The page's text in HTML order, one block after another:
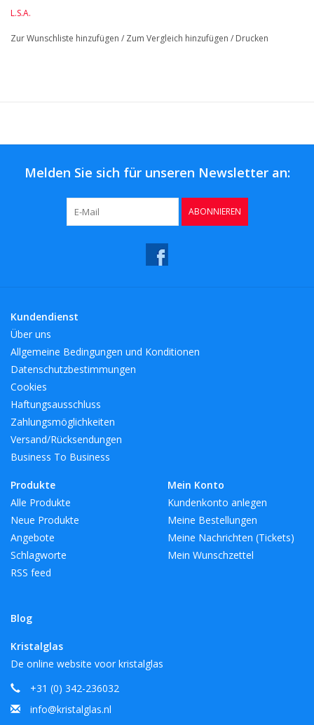
LängeMM: 78
L.S.A.
Zur Wunschliste hinzufügen / Zum Vergleich hinzufügen / Drucken
Melden Sie sich für unseren Newsletter an:
ABONNIEREN
Kundendienst
Über uns
Allgemeine Bedingungen und Konditionen
Datenschutzbestimmungen
Cookies
Haftungsausschluss
Zahlungsmöglichkeiten
Versand/Rücksendungen
Business To Business
Produkte
Alle Produkte
Neue Produkte
Angebote
Schlagworte
RSS feed
Blog
Mein Konto
Kundenkonto anlegen
Meine Bestellungen
Meine Nachrichten (Tickets)
Mein Wunschzettel
Kristalglas
De online website voor kristalglas
+31 (0) 342-236032
info@kristalglas.nl